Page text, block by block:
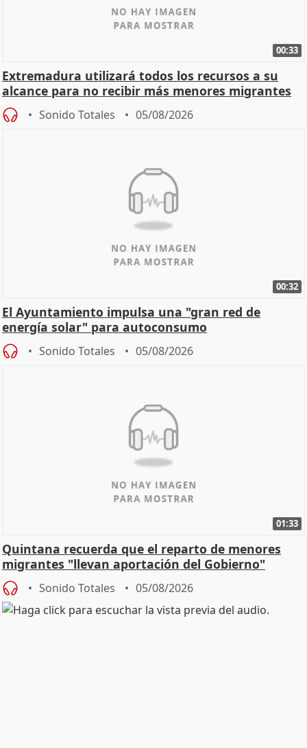
00:33
Extremadura utilizará todos los recursos a su
alcance para no recibir más menores migrantes
Sonido Totales 05/08/2026
00:32
El Ayuntamiento impulsa una "gran red de
energía solar" para autoconsumo
Sonido Totales 05/08/2026
01:33
Quintana recuerda que el reparto de menores
migrantes "llevan aportación del Gobierno"
central
Sonido Totales 05/08/2026